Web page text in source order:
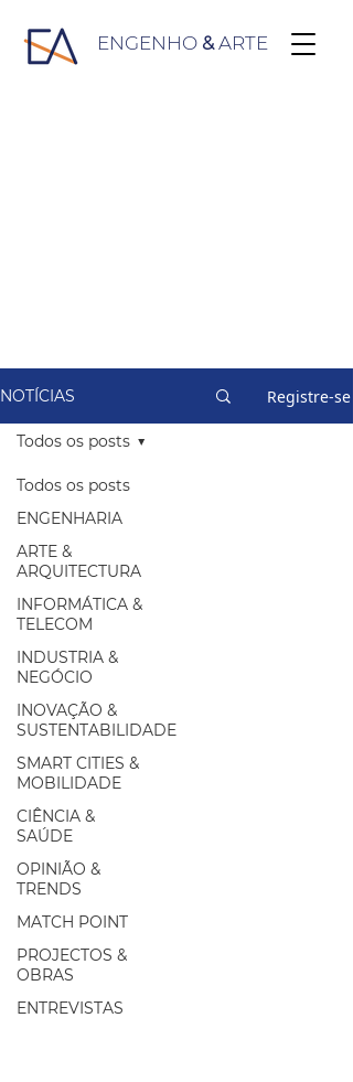
ENGENHO &ARTE
NOTÍCIAS Registre-se
Todos os posts
ENGENHARIA
ARTE &
ARQUITECTURA
INFORMÁTICA &
TELECOM
INDUSTRIA &
NEGÓCIO
INOVAÇÃO &
SUSTENTABILIDADE
SMART CITIES &
MOBILIDADE
CIÊNCIA &
SAÚDE
OPINIÃO &
TRENDS
MATCH POINT
PROJECTOS &
OBRAS
ENTREVISTAS
Todos os posts